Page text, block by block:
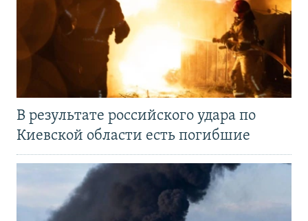
В результате российского удара по
Киевской области есть погибшие